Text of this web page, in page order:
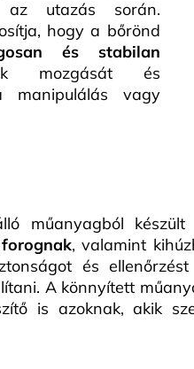
az utazás során.
hogy a bőrönd
és stabilan
mozgását és
manipulálás vagy
műanyagból
, valamint
és
A könnyített
is azoknak, akik